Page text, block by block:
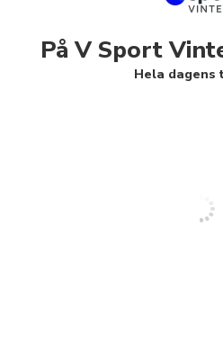
På V Sport
Hela dagens